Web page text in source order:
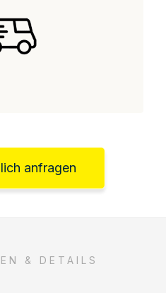
anfragen
& DETAILS